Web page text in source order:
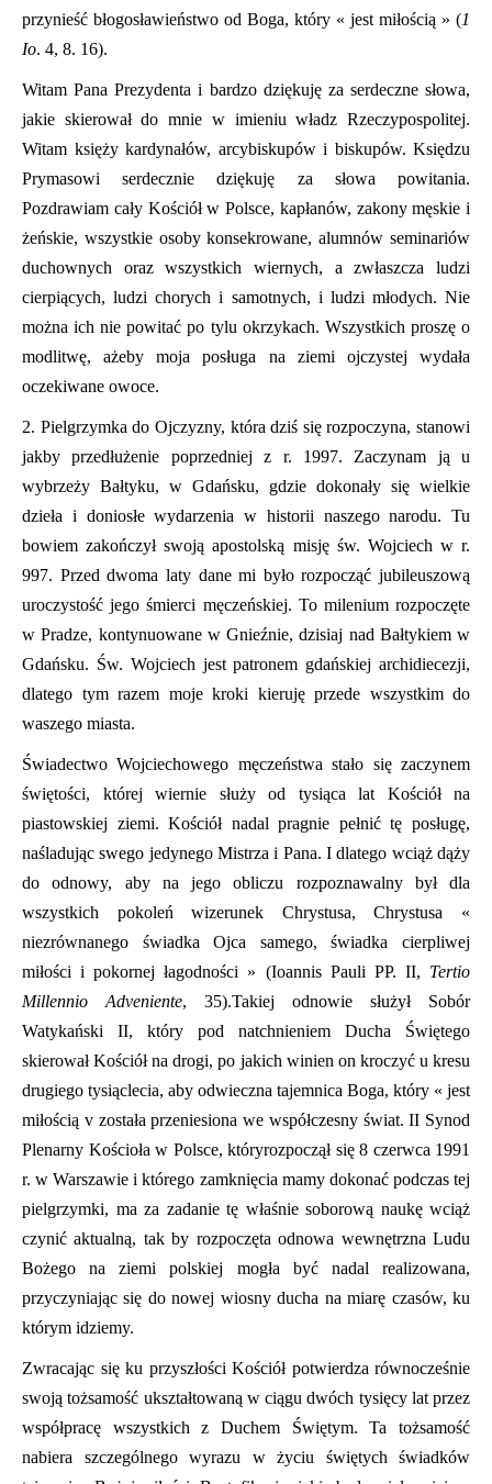
przynieść błogosławieństwo od Boga, który « jest miłością » (1
Io. 4, 8. 16).
Witam Pana Prezydenta i bardzo dziękuję za serdeczne słowa,
jakie skierował do mnie w imieniu władz Rzeczypospolitej.
Witam księży kardynałów, arcybiskupów i biskupów. Księdzu
Prymasowi serdecznie dziękuję za słowa powitania.
Pozdrawiam cały Kościół w Polsce, kapłanów, zakony męskie i
żeńskie, wszystkie osoby konsekrowane, alumnów seminariów
duchownych oraz wszystkich wiernych, a zwłaszcza ludzi
cierpiących, ludzi chorych i samotnych, i ludzi młodych. Nie
można ich nie powitać po tylu okrzykach. Wszystkich proszę o
modlitwę, ażeby moja posługa na ziemi ojczystej wydała
oczekiwane owoce.
2. Pielgrzymka do Ojczyzny, która dziś się rozpoczyna, stanowi
jakby przedłużenie poprzedniej z r. 1997. Zaczynam ją u
wybrzeży Bałtyku, w Gdańsku, gdzie dokonały się wielkie
dzieła i doniosłe wydarzenia w historii naszego narodu. Tu
bowiem zakończył swoją apostolską misję św. Wojciech w r.
997. Przed dwoma laty dane mi było rozpocząć jubileuszową
uroczystość jego śmierci męczeńskiej. To milenium rozpoczęte
w Pradze, kontynuowane w Gnieźnie, dzisiaj nad Bałtykiem w
Gdańsku. Św. Wojciech jest patronem gdańskiej archidiecezji,
dlatego tym razem moje kroki kieruję przede wszystkim do
waszego miasta.
Świadectwo Wojciechowego męczeństwa stało się zaczynem
świętości, której wiernie służy od tysiąca lat Kościół na
piastowskiej ziemi. Kościół nadal pragnie pełnić tę posługę,
naśladując swego jedynego Mistrza i Pana. I dlatego wciąż dąży
do odnowy, aby na jego obliczu rozpoznawalny był dla
wszystkich pokoleń wizerunek Chrystusa, Chrystusa «
niezrównanego świadka Ojca samego, świadka cierpliwej
miłości i pokornej łagodności » (Ioannis Pauli PP. II, Tertio
Millennio Adveniente, 35).Takiej odnowie służył Sobór
Watykański II, który pod natchnieniem Ducha Świętego
skierował Kościół na drogi, po jakich winien on kroczyć u kresu
drugiego tysiąclecia, aby odwieczna tajemnica Boga, który « jest
miłością v została przeniesiona we współczesny świat. II Synod
Plenarny Kościoła w Polsce, któryrozpoczął się 8 czerwca 1991
r. w Warszawie i którego zamknięcia mamy dokonać podczas tej
pielgrzymki, ma za zadanie tę właśnie soborową naukę wciąż
czynić aktualną, tak by rozpoczęta odnowa wewnętrzna Ludu
Bożego na ziemi polskiej mogła być nadal realizowana,
przyczyniając się do nowej wiosny ducha na miarę czasów, ku
którym idziemy.
Zwracając się ku przyszłości Kościół potwierdza równocześnie
swoją tożsamość ukształtowaną w ciągu dwóch tysięcy lat przez
współpracę wszystkich z Duchem Świętym. Ta tożsamość
nabiera szczególnego wyrazu w życiu świętych świadków